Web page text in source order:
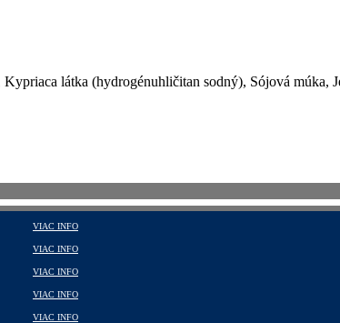
látka (hydrogénuhličitan sodný), Sójová múka,
VIAC INFO
VIAC INFO
VIAC INFO
VIAC INFO
VIAC INFO